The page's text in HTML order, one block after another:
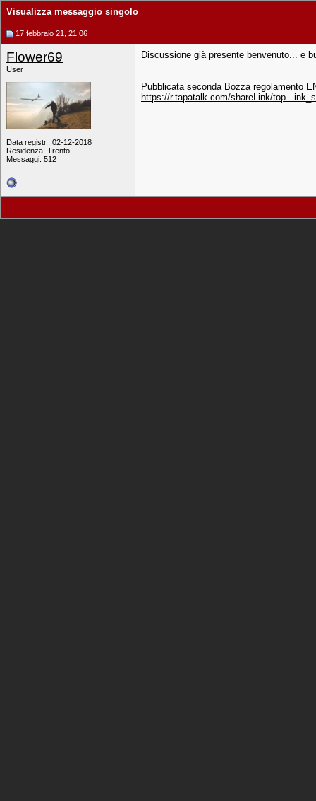
Visualizza messaggio singolo
17 febbraio 21, 21:06
Flower69
User
Data registr.: 02-12-2018
Residenza: Trento
Messaggi: 512
Discussione già presente benvenuto... e
Pubblicata seconda Bozza regolamento
https://r.tapatalk.com/shareLink/